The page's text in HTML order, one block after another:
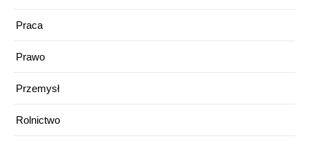
Praca
Prawo
Przemysł
Rolnictwo